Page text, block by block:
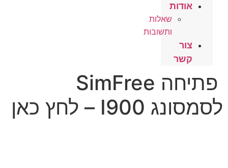
אודות
שאלות
ותשובות
צור
קשר
פתיחה SimFree
לסמסונג I900 – לחץ כאן